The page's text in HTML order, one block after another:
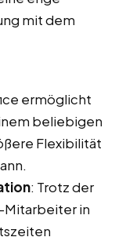
mit dem
ermöglicht
beliebigen
Flexibilität
: Trotz der
Mitarbeiter in